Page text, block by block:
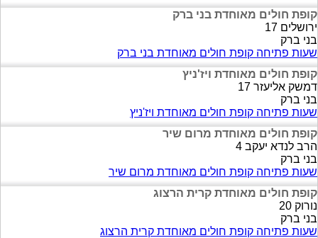
קופת חולים מאוחדת בני ברק
ירושלים 17
בני ברק
שעות פתיחה קופת חולים מאוחדת בני ברק
קופת חולים מאוחדת ויז'ניץ
דמשק אליעזר 17
בני ברק
שעות פתיחה קופת חולים מאוחדת ויז'ניץ
קופת חולים מאוחדת מרום שיר
הרב לנדא יעקב 4
בני ברק
שעות פתיחה קופת חולים מאוחדת מרום שיר
קופת חולים מאוחדת קרית הרצוג
נורוק 20
בני ברק
שעות פתיחה קופת חולים מאוחדת קרית הרצוג